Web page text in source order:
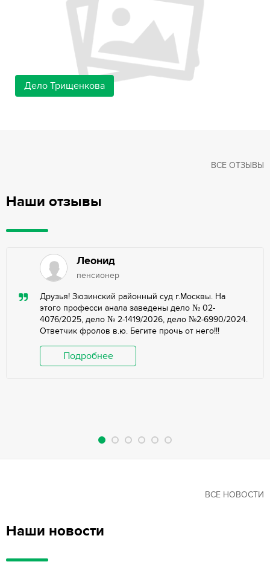
Дело Трищенкова
Наши отзывы
ВСЕ ОТЗЫВЫ
Леонид
пенсионер
Друзья! Зюзинский районный суд г.Москвы. На
этого професси анала заведены дело № 02-
4076/2025, дело № 2-1419/2026, дело №2-6990/2024.
Ответчик фролов в.ю. Бегите прочь от него!!!
Подробнее
Наши новости
ВСЕ НОВОСТИ